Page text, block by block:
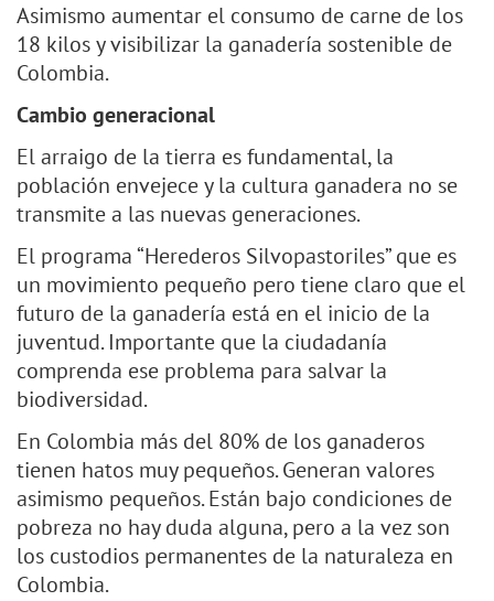
Asimismo aumentar el consumo de carne de los
18 kilos y visibilizar la ganadería sostenible de
Colombia.
Cambio generacional
El arraigo de la tierra es fundamental, la
población envejece y la cultura ganadera no se
transmite a las nuevas generaciones.
El programa “Herederos Silvopastoriles” que es
un movimiento pequeño pero tiene claro que el
futuro de la ganadería está en el inicio de la
juventud. Importante que la ciudadanía
comprenda ese problema para salvar la
biodiversidad.
En Colombia más del 80% de los ganaderos
tienen hatos muy pequeños. Generan valores
asimismo pequeños. Están bajo condiciones de
pobreza no hay duda alguna, pero a la vez son
los custodios permanentes de la naturaleza en
Colombia.